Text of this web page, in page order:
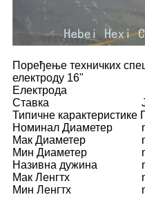
Поређење техничких
електроду 16"
Електрода
Ставка
Типичне карактеристике
Номинал Диаметер
Мак Диаметер
Мин Диаметер
Називна дужина
Мак Ленгтх
Мин Ленгтх